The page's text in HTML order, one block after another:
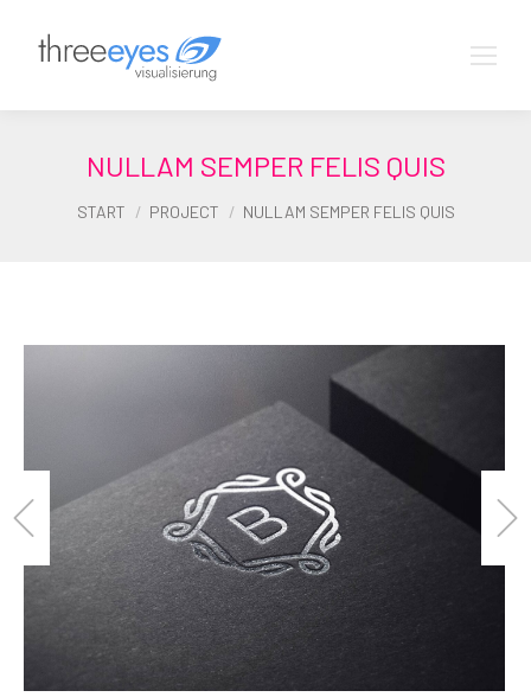
NULLAM SEMPER FELIS QUIS
START PROJECT NULLAM SEMPER FELIS QUIS